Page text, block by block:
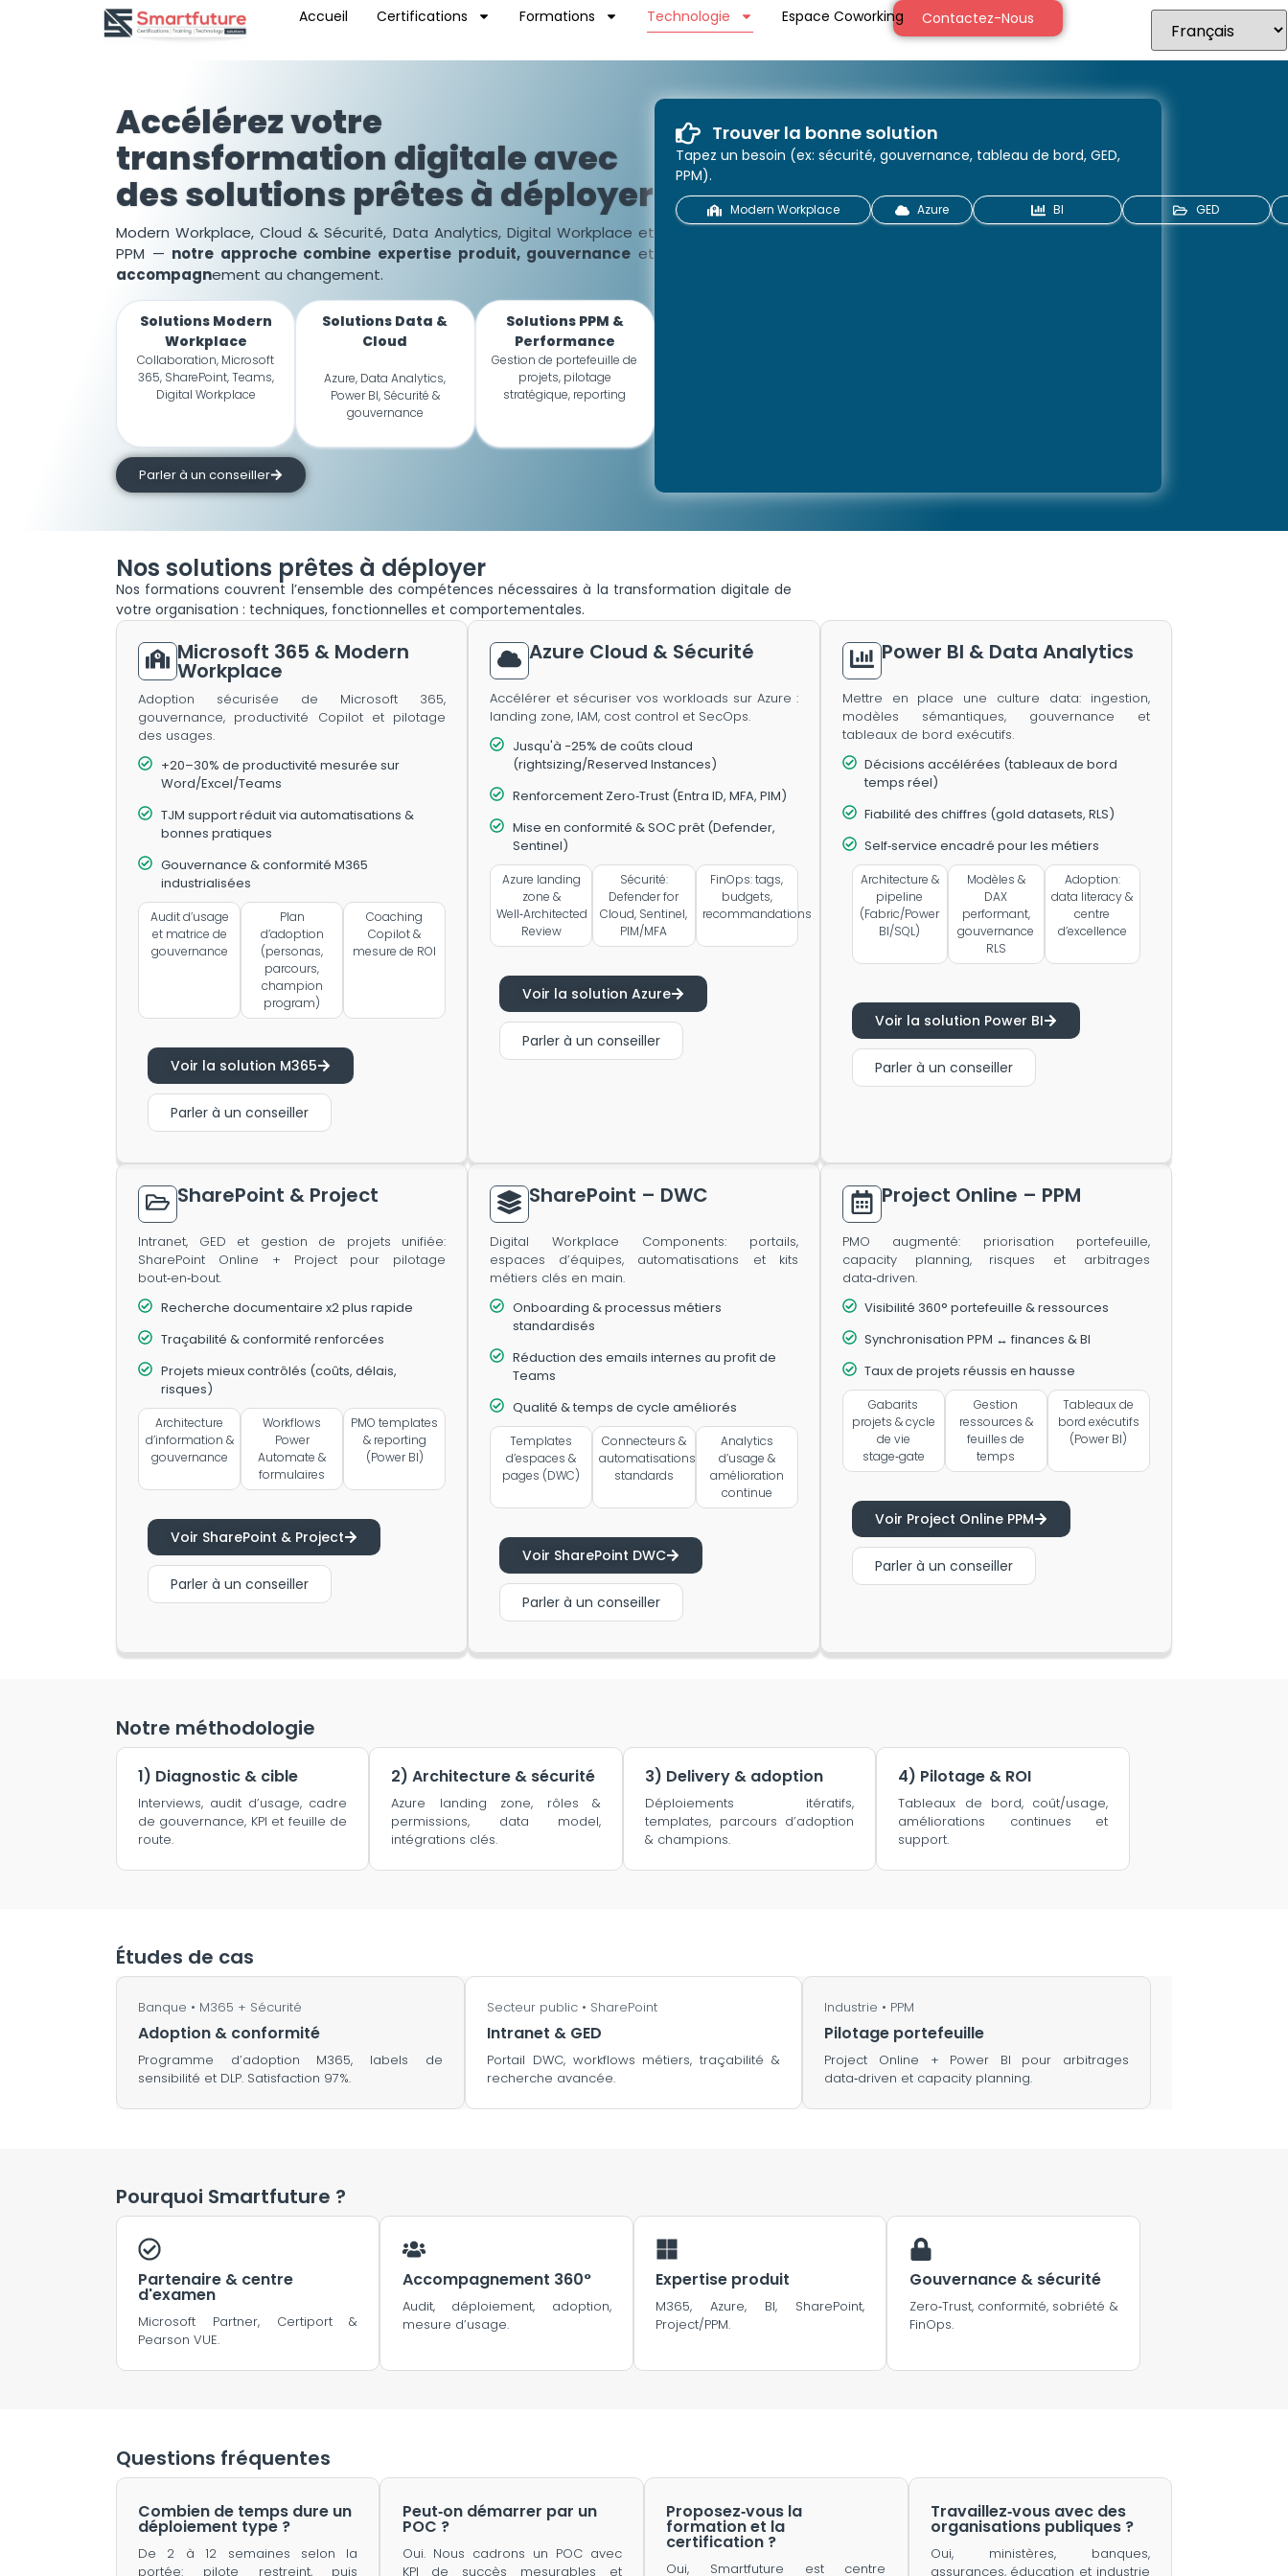
Accueil Certifications Formations Technologie Espace Coworking Contactez-Nous
Accélérez votre
transformation digitale avec
des solutions prêtes à déployer
Modern Workplace, Cloud & Sécurité, Data Analytics, Digital Workplace et
PPM — notre approche combine expertise produit, gouvernance et
accompagnement au changement.
Solutions Modern
Workplace
Collaboration, Microsoft
365, SharePoint, Teams,
Digital Workplace
Solutions Data &
Cloud
Azure, Data Analytics,
Power BI, Sécurité &
gouvernance
Solutions PPM &
Performance
Gestion de portefeuille de
projets, pilotage
stratégique, reporting
Parler à un conseiller
Trouver la bonne solution
Tapez un besoin (ex: sécurité, gouvernance, tableau de bord, GED,
PPM).
Modern Workplace Azure BI GED
Nos solutions prêtes à déployer
Nos formations couvrent l’ensemble des compétences nécessaires à la transformation digitale de
votre organisation : techniques, fonctionnelles et comportementales.
Microsoft 365 & Modern
Workplace
Adoption sécurisée de Microsoft 365,
gouvernance, productivité Copilot et pilotage
des usages.
+20–30% de productivité mesurée sur
Word/Excel/Teams
TJM support réduit via automatisations &
bonnes pratiques
Gouvernance & conformité M365
industrialisées
Audit d’usage
et matrice de
gouvernance
Plan
d’adoption
(personas,
parcours,
champion
program)
Coaching
Copilot &
mesure de ROI
Voir la solution M365
Parler à un conseiller
Azure Cloud & Sécurité
Accélérer et sécuriser vos workloads sur Azure :
landing zone, IAM, cost control et SecOps.
Jusqu'à −25% de coûts cloud
(rightsizing/Reserved Instances)
Renforcement Zero‑Trust (Entra ID, MFA, PIM)
Mise en conformité & SOC prêt (Defender,
Sentinel)
Azure landing
zone &
Well‑Architected
Review
Sécurité:
Defender for
Cloud, Sentinel,
PIM/MFA
FinOps: tags,
budgets,
recommandations
Voir la solution Azure
Parler à un conseiller
Power BI & Data Analytics
Mettre en place une culture data: ingestion,
modèles sémantiques, gouvernance et
tableaux de bord exécutifs.
Décisions accélérées (tableaux de bord
temps réel)
Fiabilité des chiffres (gold datasets, RLS)
Self‑service encadré pour les métiers
Architecture &
pipeline
(Fabric/Power
BI/SQL)
Modèles &
DAX
performant,
gouvernance
RLS
Adoption:
data literacy &
centre
d’excellence
Voir la solution Power BI
Parler à un conseiller
SharePoint & Project
Intranet, GED et gestion de projets unifiée:
SharePoint Online + Project pour pilotage
bout‑en‑bout.
Recherche documentaire x2 plus rapide
Traçabilité & conformité renforcées
Projets mieux contrôlés (coûts, délais,
risques)
Architecture
d’information &
gouvernance
Workflows
Power
Automate &
formulaires
PMO templates
& reporting
(Power BI)
Voir SharePoint & Project
Parler à un conseiller
SharePoint – DWC
Digital Workplace Components: portails,
espaces d’équipes, automatisations et kits
métiers clés en main.
Onboarding & processus métiers
standardisés
Réduction des emails internes au profit de
Teams
Qualité & temps de cycle améliorés
Templates
d’espaces &
pages (DWC)
Connecteurs &
automatisations
standards
Analytics
d’usage &
amélioration
continue
Voir SharePoint DWC
Parler à un conseiller
Project Online – PPM
PMO augmenté: priorisation portefeuille,
capacity planning, risques et arbitrages
data‑driven.
Visibilité 360° portefeuille & ressources
Synchronisation PPM ↔ finances & BI
Taux de projets réussis en hausse
Gabarits
projets & cycle
de vie
stage‑gate
Gestion
ressources &
feuilles de
temps
Tableaux de
bord exécutifs
(Power BI)
Voir Project Online PPM
Parler à un conseiller
Notre méthodologie
1) Diagnostic & cible
Interviews, audit d’usage, cadre
de gouvernance, KPI et feuille de
route.
2) Architecture & sécurité
Azure landing zone, rôles &
permissions, data model,
intégrations clés.
3) Delivery & adoption
Déploiements itératifs,
templates, parcours d’adoption
& champions.
4) Pilotage & ROI
Tableaux de bord, coût/usage,
améliorations continues et
support.
Études de cas
Banque • M365 + Sécurité
Adoption & conformité
Programme d’adoption M365, labels de
sensibilité et DLP. Satisfaction 97%.
Secteur public • SharePoint
Intranet & GED
Portail DWC, workflows métiers, traçabilité &
recherche avancée.
Industrie • PPM
Pilotage portefeuille
Project Online + Power BI pour arbitrages
data‑driven et capacity planning.
Pourquoi Smartfuture ?
Partenaire & centre
d'examen
Microsoft Partner, Certiport &
Pearson VUE.
Accompagnement 360°
Audit, déploiement, adoption,
mesure d’usage.
Expertise produit
M365, Azure, BI, SharePoint,
Project/PPM.
Gouvernance & sécurité
Zero‑Trust, conformité, sobriété &
FinOps.
Questions fréquentes
Combien de temps dure un
déploiement type ?
De 2 à 12 semaines selon la
portée: pilote restreint, puis
Peut‑on démarrer par un
POC ?
Oui. Nous cadrons un POC avec
KPI de succès mesurables et
Proposez‑vous la
formation et la
certification ?
Oui, Smartfuture est centre
Travaillez‑vous avec des
organisations publiques ?
Oui, ministères, banques,
assurances, éducation et industrie